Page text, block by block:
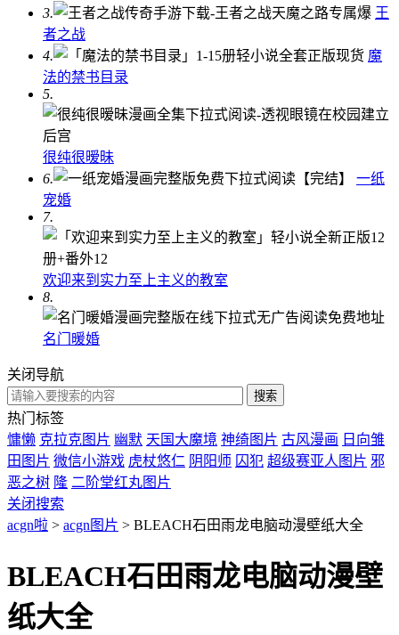
3.
王
者之战
4.
魔
法的禁书目录
5.
很纯很暧昧
6.
一纸
宠婚
7.
欢迎来到实力至上主义的教室
8.
名门暖婚
关闭导航
热门标签
慵懒 克拉克图片 幽默 天国大魔境 神绮图片 古风漫画 日向雏
田图片 微信小游戏 虎杖悠仁 阴阳师 囚犯 超级赛亚人图片 邪
恶之树 隆 二阶堂红丸图片
关闭搜索
acgn啦 > acgn图片 > BLEACH石田雨龙电脑动漫壁纸大全
BLEACH石田雨龙电脑动漫壁
纸大全